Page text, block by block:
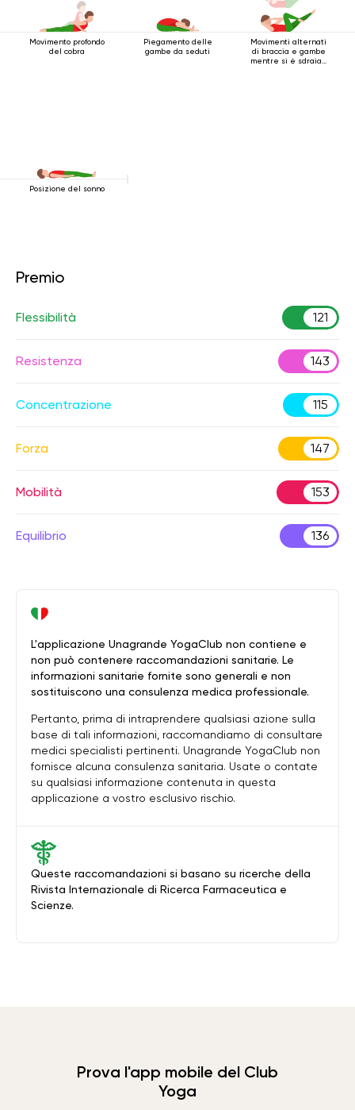
Movimento profondo
del cobra
Piegamento delle
gambe da seduti
Movimenti alternati
di braccia e gambe
mentre si è sdraiati
Posizione del sonno
Premio
Flessibilità 121
Resistenza 143
Concentrazione 115
Forza 147
Mobilità 153
Equilibrio 136
Queste raccomandazioni si basano su ricerche della
Rivista Internazionale di Ricerca Farmaceutica e
Scienze.
L'applicazione Unagrande YogaClub non contiene e
non può contenere raccomandazioni sanitarie. Le
informazioni sanitarie fornite sono generali e non
sostituiscono una consulenza medica professionale.
Pertanto, prima di intraprendere qualsiasi azione sulla
base di tali informazioni, raccomandiamo di consultare
medici specialisti pertinenti. Unagrande YogaClub non
fornisce alcuna consulenza sanitaria. Usate o contate
su qualsiasi informazione contenuta in questa
applicazione a vostro esclusivo rischio.
Prova l'app mobile del Club
Yoga